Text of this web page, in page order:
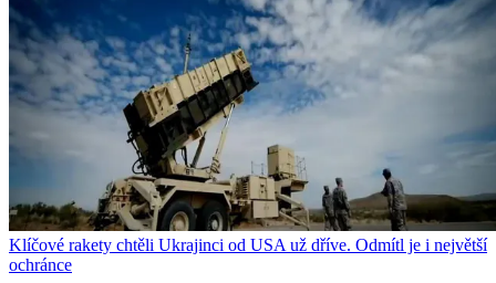
Klíčové rakety chtěli Ukrajinci od USA už dříve. Odmítl je i největší
ochránce